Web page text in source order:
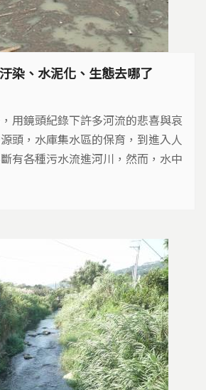
染、水泥化、生態去哪了
用鏡頭紀錄下許多河流的悲喜與哀
頭，水庫集水區的保育，到進入人
有各種污水流進河川，然而，水中
利工程而奄奄一息。從全台河川的
力搶救河流的過程，讓我們重新反